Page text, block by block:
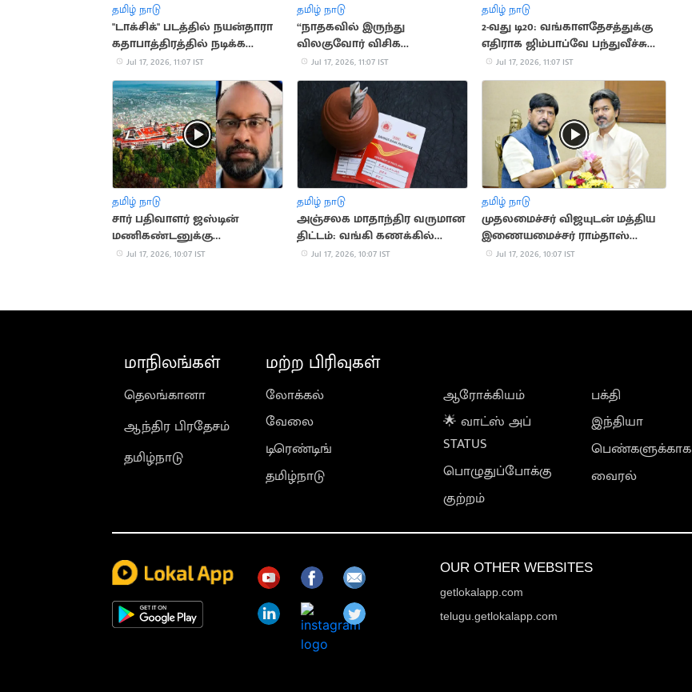
தமிழ் நாடு
"டாக்சிக்" படத்தில் நயன்தாரா
கதாபாத்திரத்தில் நடிக்க
மறுத்த கரீனா கபூர்
Jul 17, 2026, 11:07 IST
தமிழ் நாடு
“நாதகவில் இருந்து
விலகுவோர் விசிக
வருவதில்லை”..
திருமாவளவன் பேச்சு
Jul 17, 2026, 11:07 IST
தமிழ் நாடு
2-வது டி20: வங்காளதேசத்துக்கு
எதிராக ஜிம்பாப்வே பந்துவீச்சு
தேர்வு
Jul 17, 2026, 11:07 IST
தமிழ் நாடு
சார் பதிவாளர் ஜஸ்டின்
மணிகண்டனுக்கு
நிபந்தனையுடன் முன்ஜாமின்
Jul 17, 2026, 10:07 IST
தமிழ் நாடு
அஞ்சலக மாதாந்திர வருமான
திட்டம்: வங்கி கணக்கில்
நேரடி வட்டி
Jul 17, 2026, 10:07 IST
தமிழ் நாடு
முதலமைச்சர் விஜயுடன் மத்திய
இணையமைச்சர் ராம்தாஸ்
அத்வாலே சந்திப்பு
Jul 17, 2026, 10:07 IST
மாநிலங்கள்
தெலங்கானா
ஆந்திர பிரதேசம்
தமிழ்நாடு
மற்ற பிரிவுகள்
லோக்கல்
வேலை
டிரெண்டிங்
தமிழ்நாடு
ஆரோக்கியம்
🌟 வாட்ஸ் அப்
STATUS
பொழுதுப்போக்கு
குற்றம்
பக்தி
இந்தியா
பெண்களுக்காக
வைரல்
OUR OTHER WEBSITES
getlokalapp.com
telugu.getlokalapp.com